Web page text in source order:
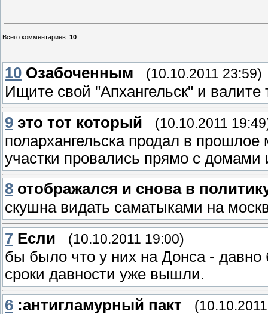
Всего комментариев: 10
10 Озабоченным (10.10.2011 23:59)
Ищите свой "Апхангельск" и валите
9 это тот который (10.10.2011
полархангельска продал в
участки провались прямо с
8 отображался и снова в
скушна видать саматыками на
7 Если (10.10.2011 19:00)
бы было что у них на Донса -
сроки давности уже вышли.
6 :антигламурный пакт